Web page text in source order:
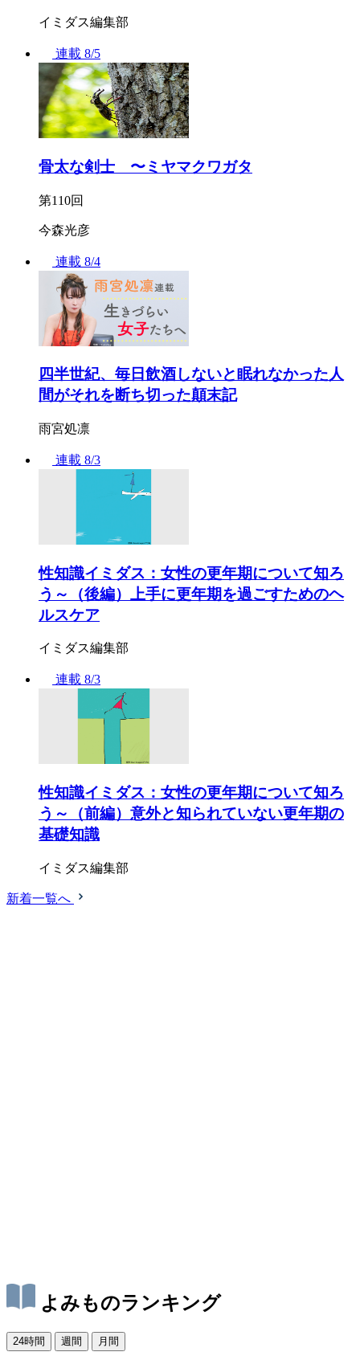
イミダス編集部
連載 8/5
骨太な剣士 〜ミヤマクワガタ
第110回
今森光彦
連載 8/4
四半世紀、毎日飲酒しないと眠れなかった人
間がそれを断ち切った顛末記
雨宮処凛
連載 8/3
性知識イミダス：女性の更年期について知ろ
う～（後編）上手に更年期を過ごすためのヘ
ルスケア
イミダス編集部
連載 8/3
性知識イミダス：女性の更年期について知ろ
う～（前編）意外と知られていない更年期の
基礎知識
イミダス編集部
新着一覧へ
よみものランキング
24時間 週間 月間